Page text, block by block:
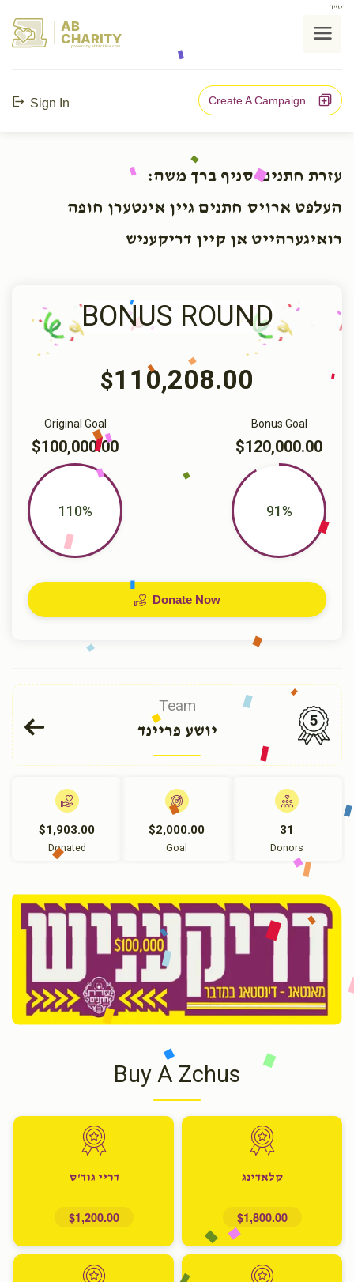
בס"ד
AB
CHARITY
powerd by ahblicklive.com
Sign In Create A Campaign
עזרת חתנים-סניף ברך משה:
העלפט ארויס חתנים גיין אינטערן חופה
רואיגערהייט אן קיין דריקעניש
BONUS ROUND
$110,208.00
Bonus Goal
$120,000.00
91%
Original Goal
$100,000.00
110%
Donate Now
Team
יושע פריינד
5
$1,903.00
Donated
$2,000.00
Goal
31
Donors
Buy A Zchus
קלאדינג
$1,800.00
דריי גוד'ס
$1,200.00